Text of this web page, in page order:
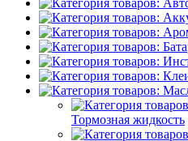
Тормозная жидкость